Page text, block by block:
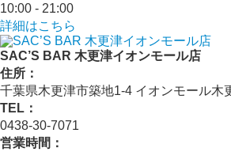
10:00 - 21:00
詳細はこちら
SAC’S BAR 木更津イオンモール店
住所：
千葉県木更津市築地1-4 イオンモール木
TEL：
0438-30-7071
営業時間：